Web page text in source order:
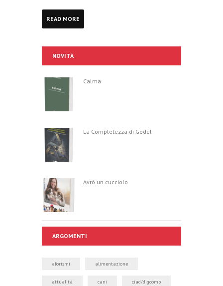
READ MORE
NOVITÀ
Calma
La Completezza di Gödel
Avrò un cucciolo
ARGOMENTI
aforismi alimentazione
attualità cani ciad/digcomp